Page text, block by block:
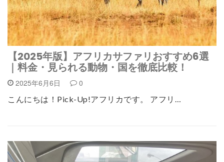
【2025年版】アフリカサファリおすすめ6選
｜料金・見られる動物・国を徹底比較！
2025年6月6日 0
こんにちは！Pick-Up!アフリカです。 アフリ…